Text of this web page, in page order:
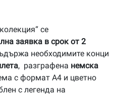
се
заявка в срок от 2
необходимите конци
, разграфена немска
с формат А4 и цветно
с легенда на